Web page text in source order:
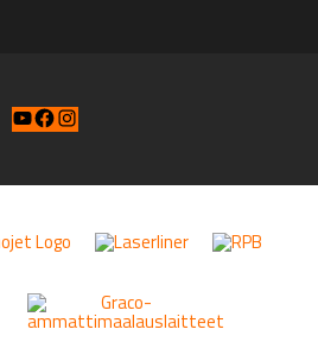
YouTube
Facebook
Instagram